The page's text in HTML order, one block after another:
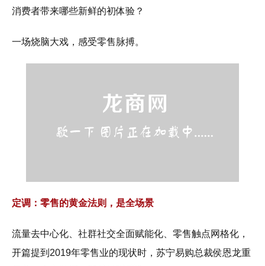
消费者带来哪些新鲜的初体验？
一场烧脑大戏，感受零售脉搏。
定调：零售的黄金法则，是全场景
流量去中心化、社群社交全面赋能化、零售触点网格化，
开篇提到2019年零售业的现状时，苏宁易购总裁侯恩龙重